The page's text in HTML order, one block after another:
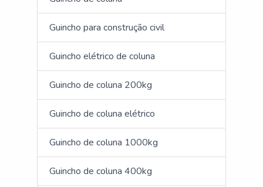
Guincho para construção civil
Guincho elétrico de coluna
Guincho de coluna 200kg
Guincho de coluna elétrico
Guincho de coluna 1000kg
Guincho de coluna 400kg